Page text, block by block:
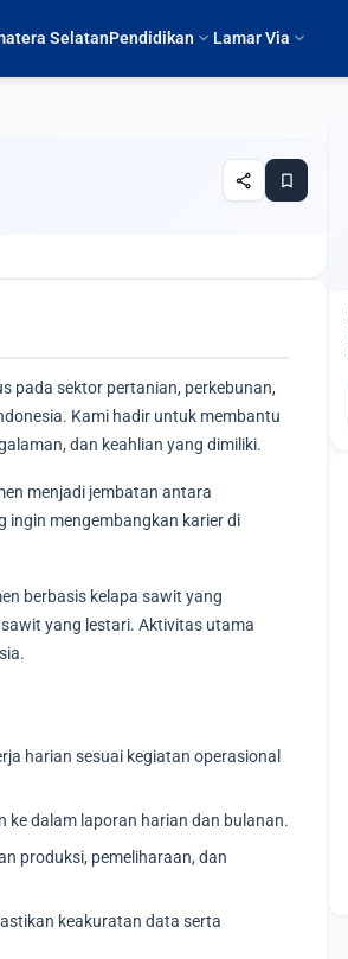
SelatanPendidikan expand_more Lamar Via expand_more
share bookmark
pada sektor pertanian, perkebunan,
Kami hadir untuk membantu
dan keahlian yang dimiliki.
menjadi jembatan antara
ingin mengembangkan karier di
berbasis kelapa sawit yang
yang lestari. Aktivitas utama
harian sesuai kegiatan operasional
ke dalam laporan harian dan bulanan.
produksi, pemeliharaan, dan
keakuratan data serta